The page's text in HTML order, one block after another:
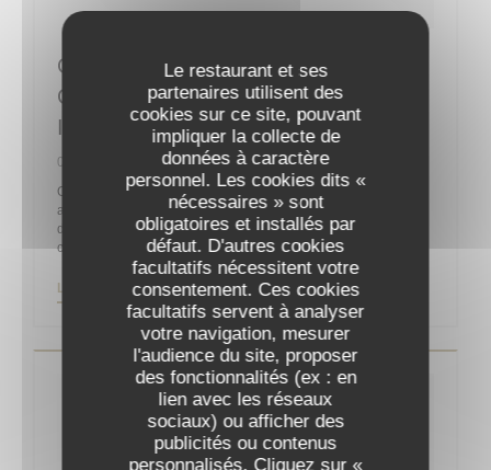
Le restaurant et ses
partenaires utilisent des
cookies sur ce site, pouvant
impliquer la collecte de
données à caractère
personnel. Les cookies dits «
nécessaires » sont
obligatoires et installés par
défaut. D'autres cookies
facultatifs nécessitent votre
consentement. Ces cookies
facultatifs servent à analyser
votre navigation, mesurer
l'audience du site, proposer
des fonctionnalités (ex : en
lien avec les réseaux
sociaux) ou afficher des
publicités ou contenus
personnalisés. Cliquez sur «
Guy Martin : “La Reprise Sera
Compliquée Sans La Clientèle
Internationale”
06/05/2020
On ne présente plus le chef Guy Martin, un des célèbres
acteurs de la gastronomie française, propriétaire et chef
d’orchestre du Grand Véfour depuis 2011 après y être entré
comme directeur en 1991 pour la famille Jean Taittinger.
LIRE L'ARTICLE((OUVRE UNE NOUVELLE FENÊTRE))